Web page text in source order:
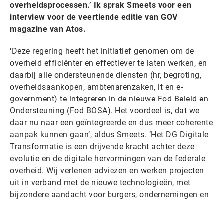
overheidsprocessen.’ Ik sprak Smeets voor een
interview voor de veertiende editie van GOV
magazine van Atos.
‘Deze regering heeft het initiatief genomen om de
overheid efficiënter en effectiever te laten werken, en
daarbij alle ondersteunende diensten (hr, begroting,
overheidsaankopen, ambtenarenzaken, it en e-
government) te integreren in de nieuwe Fod Beleid en
Ondersteuning (Fod BOSA). Het voordeel is, dat we
daar nu naar een geïntegreerde en dus meer coherente
aanpak kunnen gaan’, aldus Smeets. ‘Het DG Digitale
Transformatie is een drijvende kracht achter deze
evolutie en de digitale hervormingen van de federale
overheid. Wij verlenen adviezen en werken projecten
uit in verband met de nieuwe technologieën, met
bijzondere aandacht voor burgers, ondernemingen en